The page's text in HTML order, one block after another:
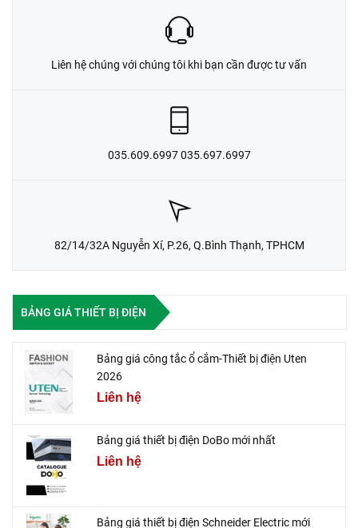
Liên hệ chúng với chúng tôi khi bạn cần được tư vấn
035.609.6997 035.697.6997
82/14/32A Nguyễn Xí, P.26, Q.Bình Thạnh, TPHCM
BẢNG GIÁ THIẾT BỊ ĐIỆN
Bảng giá công tắc ổ cắm-Thiết bị điện Uten
2026
Liên hệ
Bảng giá thiết bị điện DoBo mới nhất
Liên hệ
Bảng giá thiết bị điện Schneider Electric mới